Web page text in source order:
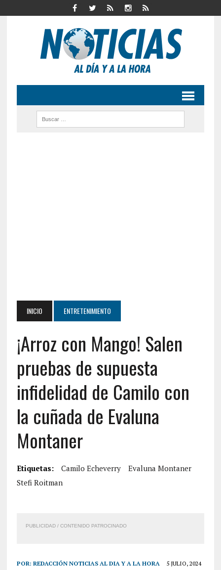
INICIO ENTRETENIMIENTO
¡Arroz con Mango! Salen
pruebas de supuesta
infidelidad de Camilo con
la cuñada de Evaluna
Montaner
Etiquetas: Camilo Echeverry
Evaluna Montaner
Stefi Roitman
PUBLICIDAD / CONTENIDO PATROCINADO
POR: REDACCIÓN NOTICIAS AL DIA Y A LA HORA 5 JULIO, 2024